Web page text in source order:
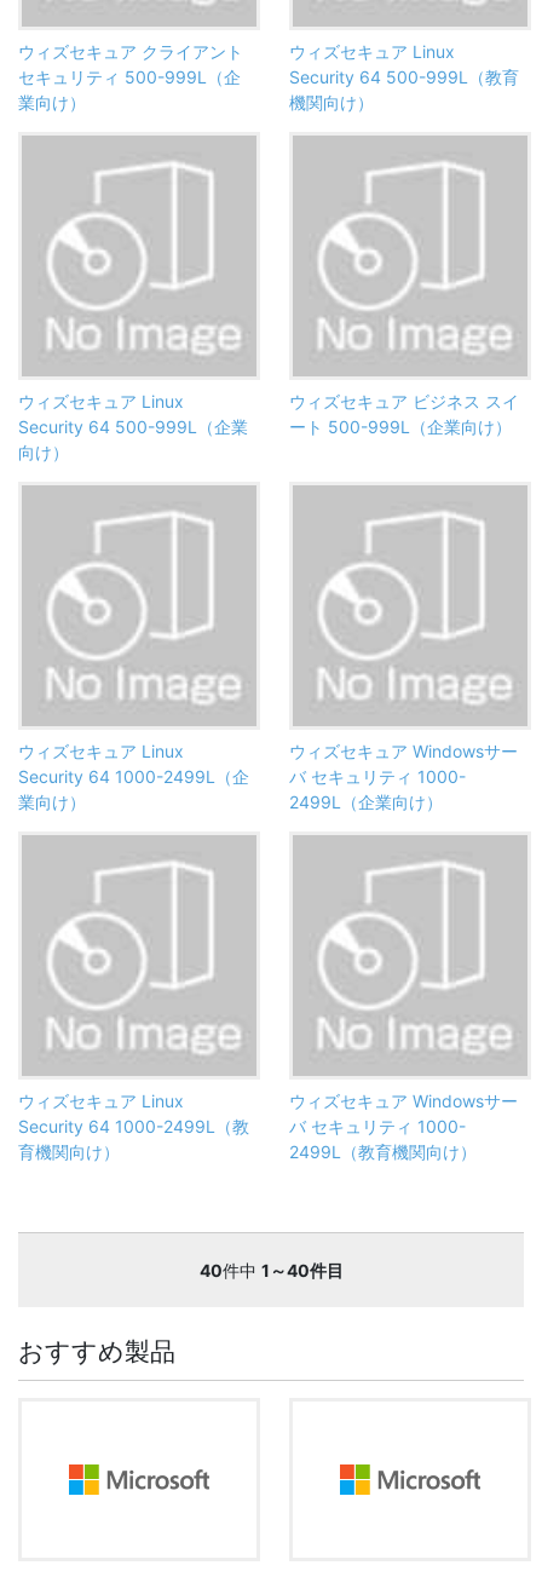
ウィズセキュア クライアント
セキュリティ 500-999L（企
業向け）
ウィズセキュア Linux
Security 64 500-999L（教育
機関向け）
ウィズセキュア Linux
Security 64 500-999L（企業
向け）
ウィズセキュア ビジネス スイ
ート 500-999L（企業向け）
ウィズセキュア Linux
Security 64 1000-2499L（企
業向け）
ウィズセキュア Windowsサー
バ セキュリティ 1000-
2499L（企業向け）
ウィズセキュア Linux
Security 64 1000-2499L（教
育機関向け）
ウィズセキュア Windowsサー
バ セキュリティ 1000-
2499L（教育機関向け）
40件中 1～40件目
おすすめ製品